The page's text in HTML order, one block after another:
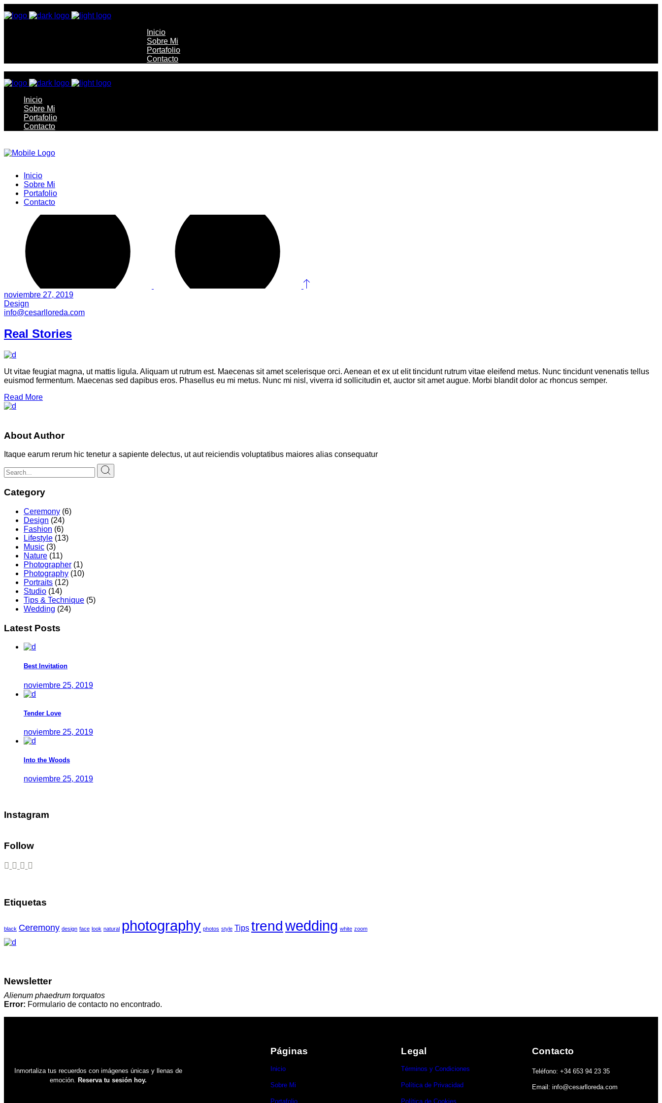
Inicio
Sobre Mi
Portafolio
Contacto
Inicio
Sobre Mi
Portafolio
Contacto
Inicio
Sobre Mi
Portafolio
Contacto
noviembre 27, 2019
Design
info@cesarlloreda.com
Real Stories
Ut vitae feugiat magna, ut mattis ligula. Aliquam ut rutrum est. Maecenas sit amet scelerisque orci. Aenean et ex ut elit tincidunt rutrum vitae eleifend metus. Nunc tincidunt venenatis tellus
euismod fermentum. Maecenas sed dapibus eros. Phasellus eu mi metus. Nunc mi nisl, viverra id sollicitudin et, auctor sit amet augue. Morbi blandit dolor ac rhoncus semper.
Read More
About Author
Itaque earum rerum hic tenetur a sapiente delectus, ut aut reiciendis voluptatibus maiores alias consequatur
Category
Ceremony (6)
Design (24)
Fashion (6)
Lifestyle (13)
Music (3)
Nature (11)
Photographer (1)
Photography (10)
Portraits (12)
Studio (14)
Tips & Technique (5)
Wedding (24)
Latest Posts
Best Invitation
noviembre 25, 2019
Tender Love
noviembre 25, 2019
Into the Woods
noviembre 25, 2019
Instagram
Follow
Etiquetas
black Ceremony design face look natural photography photos style Tips trendwedding white zoom
Newsletter
Alienum phaedrum torquatos
Error: Formulario de contacto no encontrado.
Inmortaliza tus recuerdos con imágenes únicas y llenas de
emoción. Reserva tu sesión hoy.
Páginas
Inicio
Sobre Mi
Portafolio
Legal
Términos y Condiciones
Política de Privacidad
Política de Cookies
Contacto
Teléfono: +34 653 94 23 35
Email: info@cesarlloreda.com